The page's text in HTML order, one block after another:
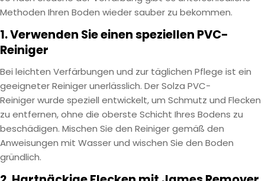
Methoden Ihren Boden wieder sauber zu bekommen.
1. Verwenden Sie einen speziellen PVC-
Reiniger
Bei leichten Verfärbungen und zur täglichen Pflege ist ein
geeigneter Reiniger unerlässlich. DerSolza PVC-
Reinigerwurde speziell entwickelt, um Schmutz und Flecken
zu entfernen, ohne die oberste Schicht Ihres Bodens zu
beschädigen. Mischen Sie den Reiniger gemäß den
Anweisungen mit Wasser und wischen Sie den Boden
gründlich.